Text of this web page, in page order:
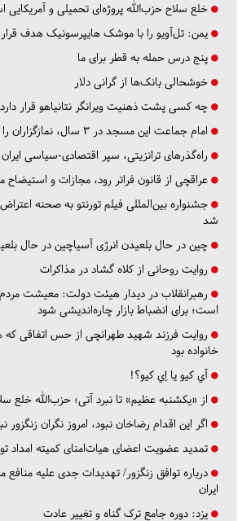
خلع سلاح حزب‌الله پروژه‌ای تحمیلی و
یمن: تل‌آویو را با موشک هایپرسونیک هدف قرار
پنج درس‌ حمله به قطر برای ما
خوشحالی بانک‌ها از گرانی دلار
چه کسی پشت ذهنیت ویرانگر نتانیاهو قرار
امام جماعت این مسجد در ۳ سال، نمازگزاران را ۴ برابر کرد
راه‌گذرهای ترانزیتی، سپر اقتصادی-سیاسی
عراقچی از قانون فراتر رود، مجازات و
جشنواره بین‌المللی فیلم تورنتو به صحنه
شد
چین در حال بلعیدن انرژی آسیاچین در حال
روایت روحانی از کلاه گشاد در مذاکرات
رهبرانقلاب در دیدار هیئت دولت: معیشت
است؛ برای انضباط بازار چاره‌اندیشی شود
روایت فرزند شهید طهرانچی از حس اتفاقی که
خانواده بود
آي كيو يا اِي كيو؟!
از «یکشنبه عظیم» تا نبرد آتی؛ حزب‌الله خلع
اگر این اقدام رضاخان نبود، امروز نگران زنگزور
تمدید عضویت اعضای هیات‌امنای کمیته امداد
درباره توافق زنگزور/ تهدیدات جدی علیه
ایران
یزد: دوره جامع ترک گناه و تغییر عادت